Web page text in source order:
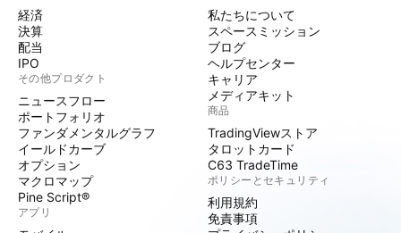
経済
決算
配当
IPO
その他プロダクト
ニュースフロー
ポートフォリオ
ファンダメンタルグラフ
イールドカーブ
オプション
マクロマップ
Pine Script®
アプリ
私たちについて
スペースミッション
ブログ
ヘルプセンター
キャリア
メディアキット
商品
TradingViewストア
タロットカード
C63 TradeTime
ポリシーとセキュリティ
利用規約
免責事項